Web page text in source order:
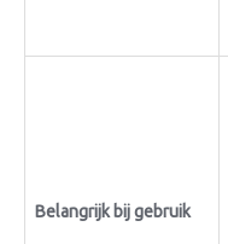
Belangrijk bij gebruik